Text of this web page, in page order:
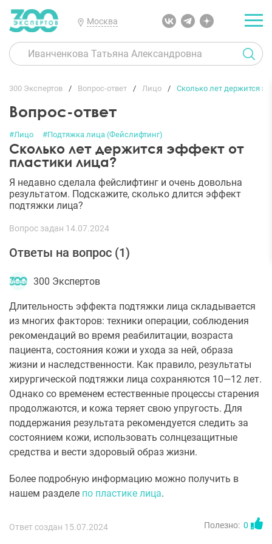
Москва
300 Экспертов Вопрос-ответ Лицо Сколько лет держится
Вопрос-ответ
#Лицо #Подтяжка лица (Фейслифтинг)
Сколько лет держится эффект от
пластики лица?
Я недавно сделала фейслифтинг и очень довольна
результатом. Подскажите, сколько длится эффект
подтяжки лица?
Вопрос задан 14.07.2024
Ответы на вопрос (1)
300 Экспертов
Длительность эффекта подтяжки лица складывается
из многих факторов: техники операции, соблюдения
рекомендаций во время реабилитации, возраста
пациента, состояния кожи и ухода за ней, образа
жизни и наследственности. Как правило, результаты
хирургической подтяжки лица сохраняются 10—12 лет.
Однако со временем естественные процессы старения
продолжаются, и кожа теряет свою упругость. Для
поддержания результата рекомендуется следить за
состоянием кожи, использовать солнцезащитные
средства и вести здоровый образ жизни.
Более подробную информацию можно получить в
нашем разделе по пластике лица.
Ответ создан 15.07.2024 Полезно: 0